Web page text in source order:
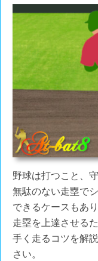
野球は打つこと、
無駄のない走塁で
できるケースもあり
走塁を上達させる
手く走るコツを解
さい。